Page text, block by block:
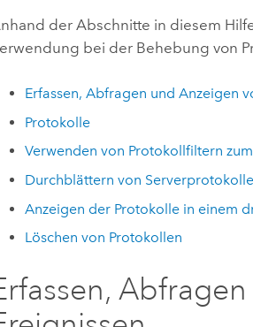
der Abschnitte in diesem
bei der Behebung von
Erfassen, Abfragen und Anzeigen
Protokolle
Verwenden von Protokollfiltern
Durchblättern von
Anzeigen der Protokolle in einem
Löschen von Protokollen